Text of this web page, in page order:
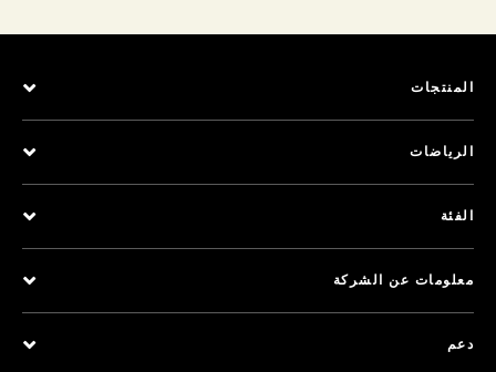
المنتجات
الرياضات
الفئة
معلومات عن الشركة
دعم